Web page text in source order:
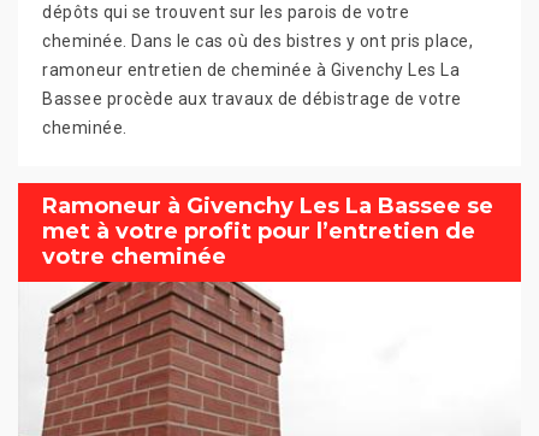
dépôts qui se trouvent sur les parois de votre
cheminée. Dans le cas où des bistres y ont pris place,
ramoneur entretien de cheminée à Givenchy Les La
Bassee procède aux travaux de débistrage de votre
cheminée.
Ramoneur à Givenchy Les La Bassee se
met à votre profit pour l’entretien de
votre cheminée